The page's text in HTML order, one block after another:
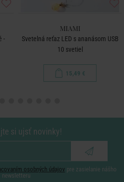
-
MIAMI
Svetelná reťaz LED s ananásom USB
10 svetiel
15,49 €
si ujsť novinky!
osobných údajov pre zasielanie nášho
newsletteru